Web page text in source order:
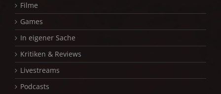
Filme
Games
In eigener Sache
Kritiken & Reviews
Livestreams
Podcasts